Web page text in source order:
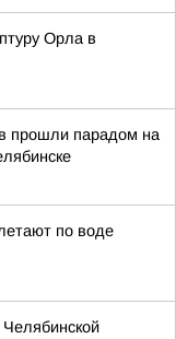
Орла в
прошли парадом на
по воде